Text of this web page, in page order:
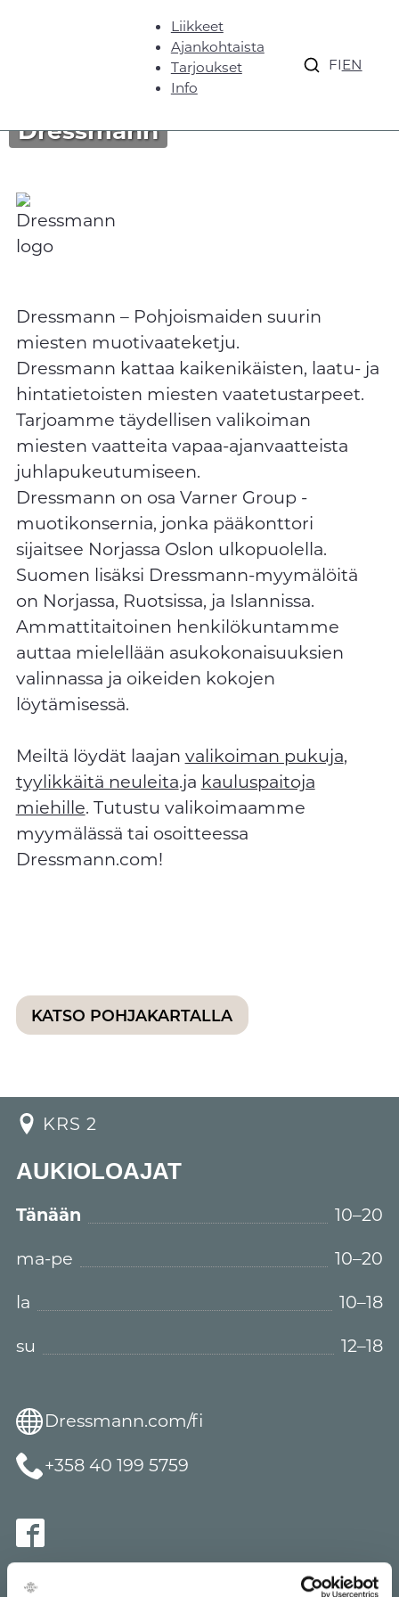
Liikkeet
Ajankohtaista
Tarjoukset
Info
FIEN
Dressmann
Dressmann – Pohjoismaiden suurin
miesten muotivaateketju.
Dressmann kattaa kaikenikäisten, laatu- ja
hintatietoisten miesten vaatetustarpeet.
Tarjoamme täydellisen valikoiman
miesten vaatteita vapaa-ajanvaatteista
juhlapukeutumiseen.
Dressmann on osa Varner Group -
muotikonsernia, jonka pääkonttori
sijaitsee Norjassa Oslon ulkopuolella.
Suomen lisäksi Dressmann-myymälöitä
on Norjassa, Ruotsissa, ja Islannissa.
Ammattitaitoinen henkilökuntamme
auttaa mielellään asukokonaisuuksien
valinnassa ja oikeiden kokojen
löytämisessä.
Meiltä löydät laajan valikoiman pukuja,
tyylikkäitä neuleita.ja kauluspaitoja
miehille. Tutustu valikoimaamme
myymälässä tai osoitteessa
Dressmann.com!
KATSO POHJAKARTALLA
KRS 2
AUKIOLOAJAT
Tänään
10–20
ma-pe
10–20
la
10–18
su
12–18
Dressmann.com/fi
+358 40 199 5759